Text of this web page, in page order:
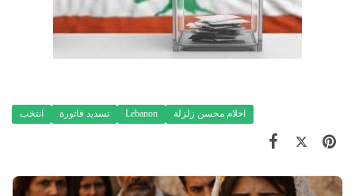
انتخب تسديد فاتورة Lebanon احلام محسن زلزلة